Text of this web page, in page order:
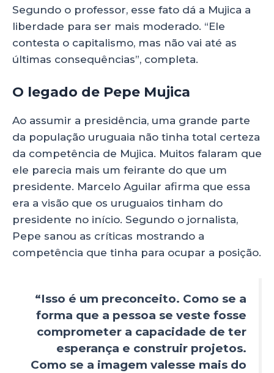
Segundo o professor, esse fato dá a Mujica a
liberdade para ser mais moderado. “Ele
contesta o capitalismo, mas não vai até as
últimas consequências”, completa.
O legado de Pepe Mujica
Ao assumir a presidência, uma grande parte
da população uruguaia não tinha total certeza
da competência de Mujica. Muitos falaram que
ele parecia mais um feirante do que um
presidente. Marcelo Aguilar afirma que essa
era a visão que os uruguaios tinham do
presidente no início. Segundo o jornalista,
Pepe sanou as críticas mostrando a
competência que tinha para ocupar a posição.
“Isso é um preconceito. Como se a
forma que a pessoa se veste fosse
comprometer a capacidade de ter
esperança e construir projetos.
Como se a imagem valesse mais do